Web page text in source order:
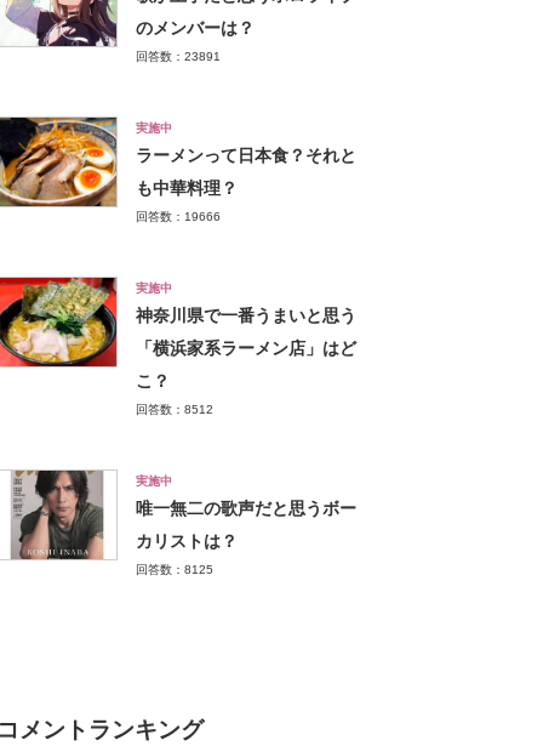
のメンバーは？
回答数：23891
実施中
ラーメンって日本食？それと
も中華料理？
回答数：19666
実施中
神奈川県で一番うまいと思う
「横浜家系ラーメン店」はど
こ？
回答数：8512
実施中
唯一無二の歌声だと思うボー
カリストは？
回答数：8125
メントランキング